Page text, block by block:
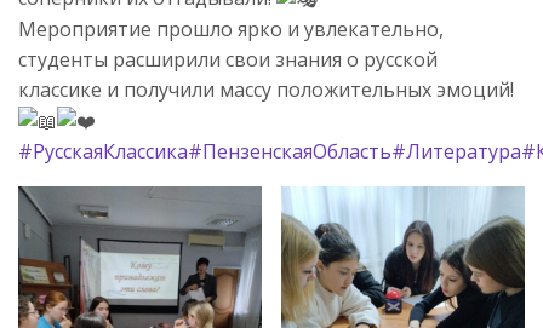
Мероприятие прошло ярко и увлекательно,
студенты расширили свои знания о русской
классике и получили массу положительных эмоций!
#РусскаяКлассика#ПензенскаяОбласть#Литература